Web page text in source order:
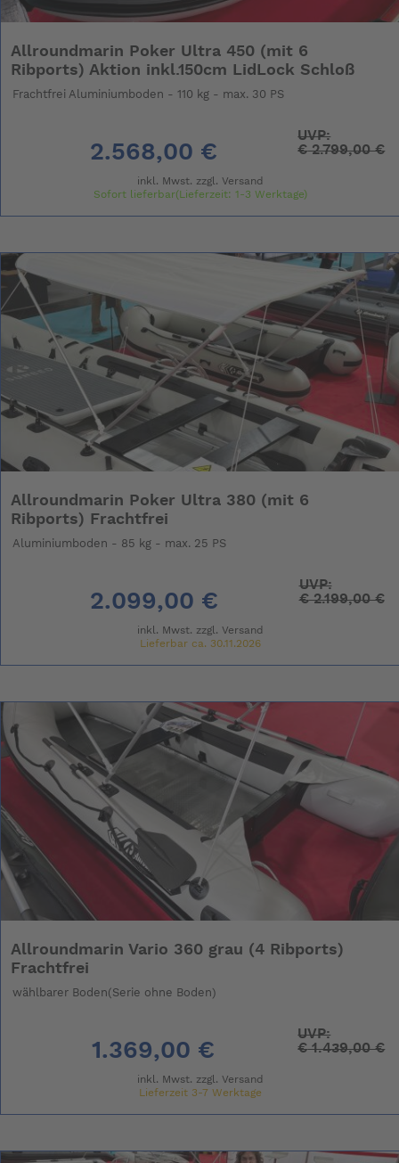
Allroundmarin Poker Ultra 450 (mit 6
Ribports) Aktion inkl.150cm LidLock Schloß
Frachtfrei Aluminiumboden - 110 kg - max. 30 PS
2.568,00 €
UVP:
€2.799,00 €
inkl. Mwst. zzgl. Versand
Sofort lieferbar(Lieferzeit: 1-3 Werktage)
Allroundmarin Poker Ultra 380 (mit 6
Ribports) Frachtfrei
Aluminiumboden - 85 kg - max. 25 PS
2.099,00 €
UVP:
€2.199,00 €
inkl. Mwst. zzgl. Versand
Lieferbar ca. 30.11.2026
Allroundmarin Vario 360 grau (4 Ribports)
Frachtfrei
wählbarer Boden(Serie ohne Boden)
1.369,00 €
UVP:
€1.439,00 €
inkl. Mwst. zzgl. Versand
Lieferzeit 3-7 Werktage